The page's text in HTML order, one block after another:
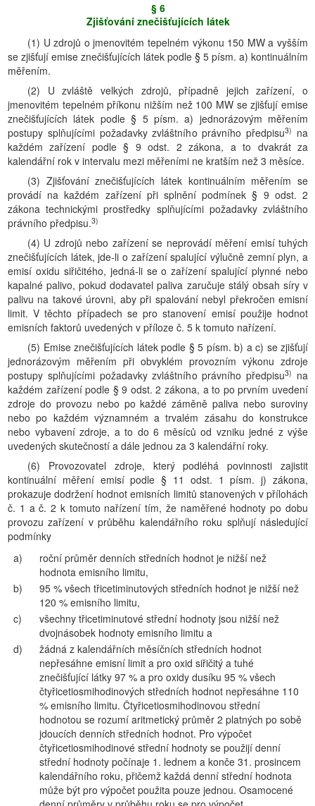
§ 6
Zjišťování znečišťujících látek
(1) U zdrojů o jmenovitém tepelném výkonu 150 MW a vyšším
se zjišťují emise znečišťujících látek podle § 5 písm. a) kontinuálním
měřením.
(2) U zvláště velkých zdrojů, případně jejich zařízení, o
jmenovitém tepelném příkonu nižším než 100 MW se zjišťují emise
znečišťujících látek podle § 5 písm. a) jednorázovým měřením
postupy splňujícími požadavky zvláštního právního předpisu3) na
každém zařízení podle § 9 odst. 2 zákona, a to dvakrát za
kalendářní rok v intervalu mezi měřeními ne kratším než 3 měsíce.
(3) Zjišťování znečišťujících látek kontinuálním měřením se
provádí na každém zařízení při splnění podmínek § 9 odst. 2
zákona technickými prostředky splňujícími požadavky zvláštního
právního předpisu.3)
(4) U zdrojů nebo zařízení se neprovádí měření emisí tuhých
znečišťujících látek, jde-li o zařízení spalující výlučně zemní plyn, a
emisí oxidu siřičitého, jedná-li se o zařízení spalující plynné nebo
kapalné palivo, pokud dodavatel paliva zaručuje stálý obsah síry v
palivu na takové úrovni, aby při spalování nebyl překročen emisní
limit. V těchto případech se pro stanovení emisí použije hodnot
emisních faktorů uvedených v příloze č. 5 k tomuto nařízení.
(5) Emise znečišťujících látek podle § 5 písm. b) a c) se zjišťují
jednorázovým měřením při obvyklém provozním výkonu zdroje
postupy splňujícími požadavky zvláštního právního předpisu3) na
každém zařízení podle § 9 odst. 2 zákona, a to po prvním uvedení
zdroje do provozu nebo po každé záměně paliva nebo suroviny
nebo po každém významném a trvalém zásahu do konstrukce
nebo vybavení zdroje, a to do 6 měsíců od vzniku jedné z výše
uvedených skutečností a dále jednou za 3 kalendářní roky.
(6) Provozovatel zdroje, který podléhá povinnosti zajistit
kontinuální měření emisí podle § 11 odst. 1 písm. j) zákona,
prokazuje dodržení hodnot emisních limitů stanovených v přílohách
č. 1 a č. 2 k tomuto nařízení tím, že naměřené hodnoty po dobu
provozu zařízení v průběhu kalendářního roku splňují následující
podmínky
a)
roční průměr denních středních hodnot je nižší než
hodnota emisního limitu,
b)
95 % všech třicetiminutových středních hodnot je nižší než
120 % emisního limitu,
c)
všechny třicetiminutové střední hodnoty jsou nižší než
dvojnásobek hodnoty emisního limitu a
d)
žádná z kalendářních měsíčních středních hodnot
nepřesáhne emisní limit a pro oxid siřičitý a tuhé
znečišťující látky 97 % a pro oxidy dusíku 95 % všech
čtyřicetiosmihodinových středních hodnot nepřesáhne 110
% emisního limitu. Čtyřicetiosmihodinovou střední
hodnotou se rozumí aritmetický průměr 2 platných po sobě
jdoucích denních středních hodnot. Pro výpočet
čtyřicetiosmihodinové střední hodnoty se použijí denní
střední hodnoty počínaje 1. lednem a konče 31. prosincem
kalendářního roku, přičemž každá denní střední hodnota
může být pro výpočet použita pouze jednou. Osamocené